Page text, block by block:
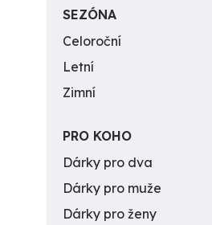
SEZÓNA
Celoroční
Letní
Zimní
PRO KOHO
Dárky pro dva
Dárky pro muže
Dárky pro ženy